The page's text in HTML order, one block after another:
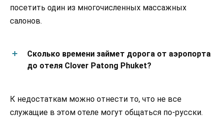
посетить один из многочисленных массажных
салонов.
Сколько времени займет дорога от аэропорта
до отеля Clover Patong Phuket?
К недостаткам можно отнести то, что не все
служащие в этом отеле могут общаться по-русски.